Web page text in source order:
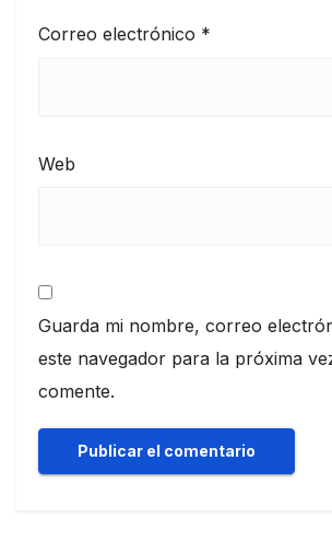
Correo electrónico *
Web
Guarda mi nombre, correo
este navegador para la próxima
comente.